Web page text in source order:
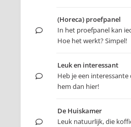
(Horeca) proefpanel
In het proefpanel kan
Hoe het werkt? Simpel!
Leuk en interessant
Heb je een
hem dan hier!
De Huiskamer
Leuk natuurlijk, die